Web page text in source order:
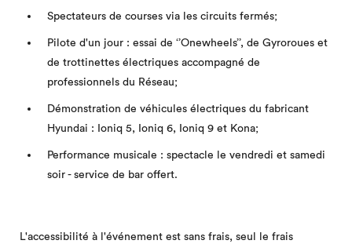
Spectateurs de courses via les circuits fermés;
Pilote d'un jour : essai de ‘’Onewheels’’, de Gyroroues et
de trottinettes électriques accompagné de
professionnels du Réseau;
Démonstration de véhicules électriques du fabricant
Hyundai : Ioniq 5, Ioniq 6, Ioniq 9 et Kona;
Performance musicale : spectacle le vendredi et samedi
soir - service de bar offert.
L'accessibilité à l'événement est sans frais, seul le frais